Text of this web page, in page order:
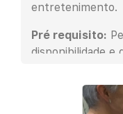
entretenimento.
Pré requisito:
disponibilidade